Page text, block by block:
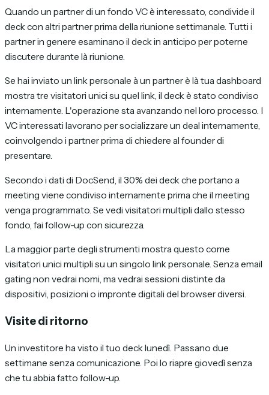
Quando un partner di un fondo VC è interessato, condivide il
deck con altri partner prima della riunione settimanale. Tutti i
partner in genere esaminano il deck in anticipo per poterne
discutere durante là riunione.
Se hai inviato un link personale à un partner è là tua dashboard
mostra tre visitatori unici su quel link, il deck è stato condiviso
internamente. L'operazione sta avanzando nel loro processo. I
VC interessati lavorano per socializzare un deal internamente,
coinvolgendo i partner prima di chiedere al founder di
presentare.
Secondo i dati di DocSend, il 30% dei deck che portano a
meeting viene condiviso internamente prima che il meeting
venga programmato. Se vedi visitatori multipli dallo stesso
fondo, fai follow-up con sicurezza.
La maggior parte degli strumenti mostra questo come
visitatori unici multipli su un singolo link personale. Senza email
gating non vedrai nomi, ma vedrai sessioni distinte da
dispositivi, posizioni o impronte digitali del browser diversi.
Visite di ritorno
Un investitore ha visto il tuo deck lunedì. Passano due
settimane senza comunicazione. Poi lo riapre giovedì senza
che tu abbia fatto follow-up.